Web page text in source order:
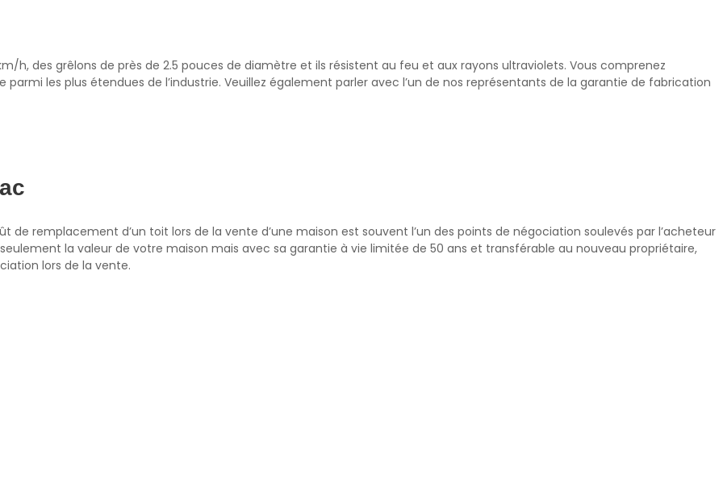
h, des grêlons de près de 2.5 pouces de diamètre et ils résistent au feu et aux rayons ultraviolets. Vous comprenez
les plus étendues de l’industrie. Veuillez également parler avec l’un de nos représentants de la garantie de fabrication
de remplacement d’un toit lors de la vente d’une maison est souvent l’un des points de négociation soulevés par l’acheteur
la valeur de votre maison mais avec sa garantie à vie limitée de 50 ans et transférable au nouveau propriétaire,
lors de la vente.